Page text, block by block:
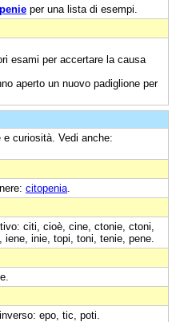
per una lista di esempi.
esami per accertare la causa
aperto un nuovo padiglione per
curiosità. Vedi anche:
citopenia
citi, cioè, cine, ctonie, ctoni,
inie, topi, toni, tenie, pene.
epo, tic, poti.